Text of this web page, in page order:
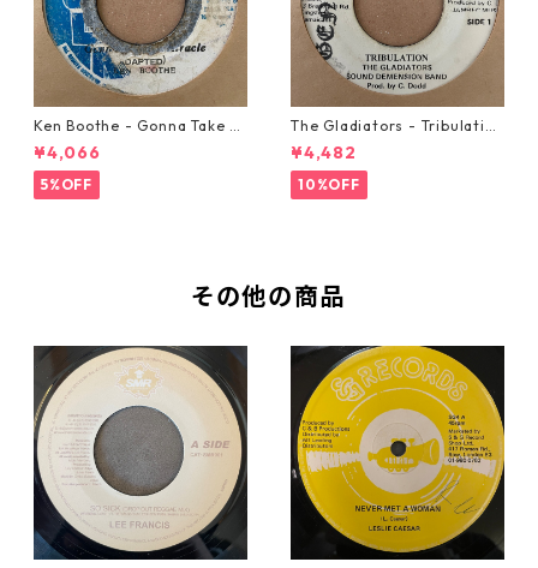
Ken Boothe - Gonna Take A
Miracle【7-21362】
¥4,066
5%OFF
The Gladiators - Tribulation
【7-21365】
¥4,482
10%OFF
その他の商品